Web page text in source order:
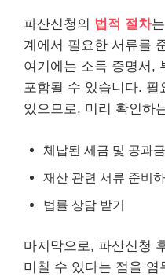
파산신청의 법적 절차
계에서 필요한 서류를
여기에는 소득 증명서,
포함될 수 있습니다.
있으므로, 미리 확인하
체납된 세금 및 공과
재산 관련 서류 준비
법률 상담 받기
마지막으로, 파산신청
미칠 수 있다는 점을 염